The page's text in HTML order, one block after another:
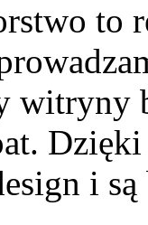
to
witryny
i są